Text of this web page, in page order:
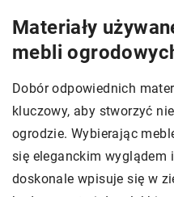
Materiały
mebli
Dobór odpowiednich
kluczowy, aby stworzyć
ogrodzie. Wybierając
się eleganckim wyglądem
doskonale wpisuje się w